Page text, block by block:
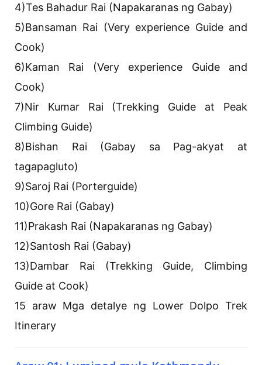
4)Tes Bahadur Rai (Napakaranas ng Gabay)
5)Bansaman Rai (Very experience Guide and
Cook)
6)Kaman Rai (Very experience Guide and
Cook)
7)Nir Kumar Rai (Trekking Guide at Peak
Climbing Guide)
8)Bishan Rai (Gabay sa Pag-akyat at
tagapagluto)
9)Saroj Rai (Porterguide)
10)Gore Rai (Gabay)
11)Prakash Rai (Napakaranas ng Gabay)
12)Santosh Rai (Gabay)
13)Dambar Rai (Trekking Guide, Climbing
Guide at Cook)
15 araw Mga detalye ng Lower Dolpo Trek
Itinerary